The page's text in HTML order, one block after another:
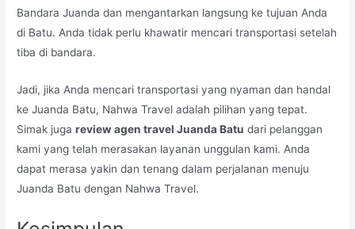
Bandara Juanda dan mengantarkan langsung ke tujuan Anda
di Batu. Anda tidak perlu khawatir mencari transportasi setelah
tiba di bandara.
Jadi, jika Anda mencari transportasi yang nyaman dan handal
ke Juanda Batu, Nahwa Travel adalah pilihan yang tepat.
Simak jugareview agen travel Juanda Batu dari pelanggan
kami yang telah merasakan layanan unggulan kami. Anda
dapat merasa yakin dan tenang dalam perjalanan menuju
Juanda Batu dengan Nahwa Travel.